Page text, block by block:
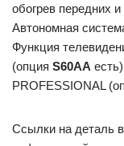
обогрев передних
Автономная
Функция
(опция S60AA
PROFESSIONAL
Ссылки на деталь